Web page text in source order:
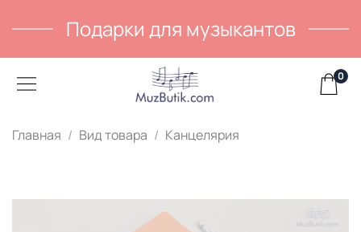
Подарки для музыкантов
0
Главная Вид товара Канцелярия